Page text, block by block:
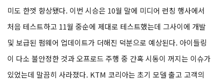
미도 한껏 향상됐다. 이번 시승은 10월 말에 미디어 런칭 행사에서
처음 테스트하고 11월 중순에 제대로 테스트했는데 그사이에 개발
및 보급된 펌웨어 업데이트가 더해진 덕분으로 예상된다. 아이들링
이 다소 불안정한 것과 오프로드 주행 중 간혹 시동이 꺼지는 이슈가
있었는데 말끔히 사라졌다. KTM 코리아는 초기 모델 출고 고객의